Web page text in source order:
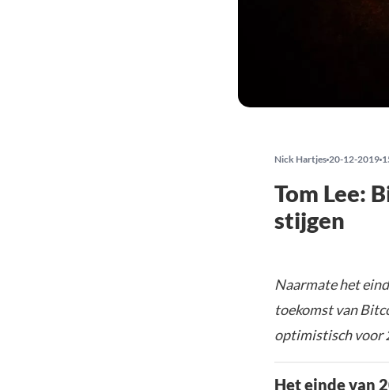
Nick Hartjes 20-12-2019
Tom Lee:
stijgen
Naarmate het
toekomst van
optimistisch voor
Het einde van